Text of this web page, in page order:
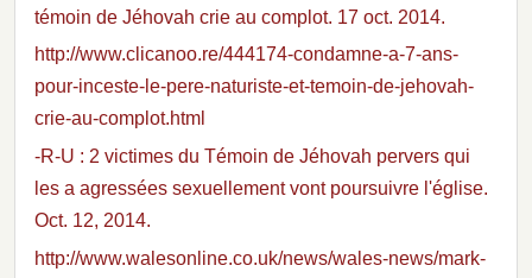
témoin de Jéhovah crie au complot. 17 oct. 2014.
http://www.clicanoo.re/444174-condamne-a-7-ans-
pour-inceste-le-pere-naturiste-et-temoin-de-jehovah-
crie-au-complot.html
-R-U : 2 victimes du Témoin de Jéhovah pervers qui
les a agressées sexuellement vont poursuivre l'église.
Oct. 12, 2014.
http://www.walesonline.co.uk/news/wales-news/mark-